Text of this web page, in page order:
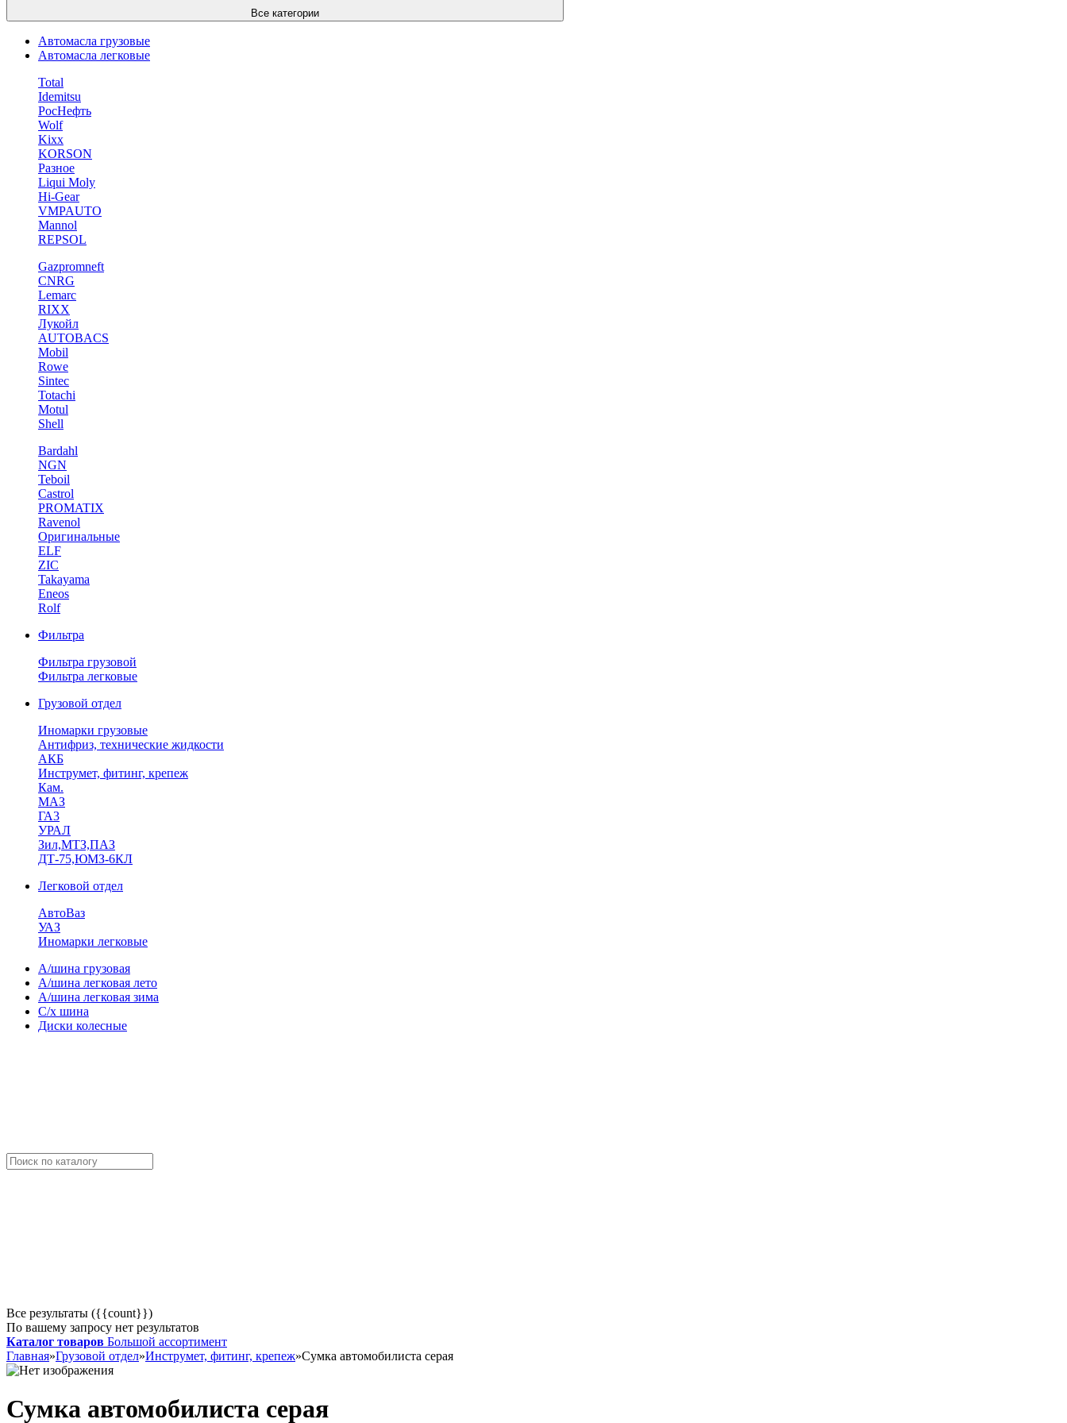
Все категории
Автомасла грузовые
Автомасла легковые
Total
Idemitsu
РосНефть
Wolf
Kixx
KORSON
Разное
Liqui Moly
Hi-Gear
VMPAUTO
Mannol
REPSOL
Gazpromneft
CNRG
Lemarc
RIXX
Лукойл
AUTOBACS
Mobil
Rowe
Sintec
Totachi
Motul
Shell
Bardahl
NGN
Teboil
Castrol
PROMATIX
Ravenol
Оригинальные
ELF
ZIC
Takayama
Eneos
Rolf
Фильтра
Фильтра грузовой
Фильтра легковые
Грузовой отдел
Иномарки грузовые
Антифриз, технические жидкости
АКБ
Инструмет, фитинг, крепеж
Кам.
МАЗ
ГА3
УРАЛ
Зил,МТЗ,ПАЗ
ДТ-75,ЮМЗ-6КЛ
Легковой отдел
АвтоВаз
УАЗ
Иномарки легковые
А/шина грузовая
А/шина легковая лето
А/шина легковая зима
С/х шина
Диски колесные
Все результаты ({{count}})
По вашему запросу нет результатов
Каталог товаров Большой ассортимент
Главная»Грузовой отдел»Инструмет, фитинг, крепеж»Сумка автомобилиста серая
Сумка автомобилиста серая